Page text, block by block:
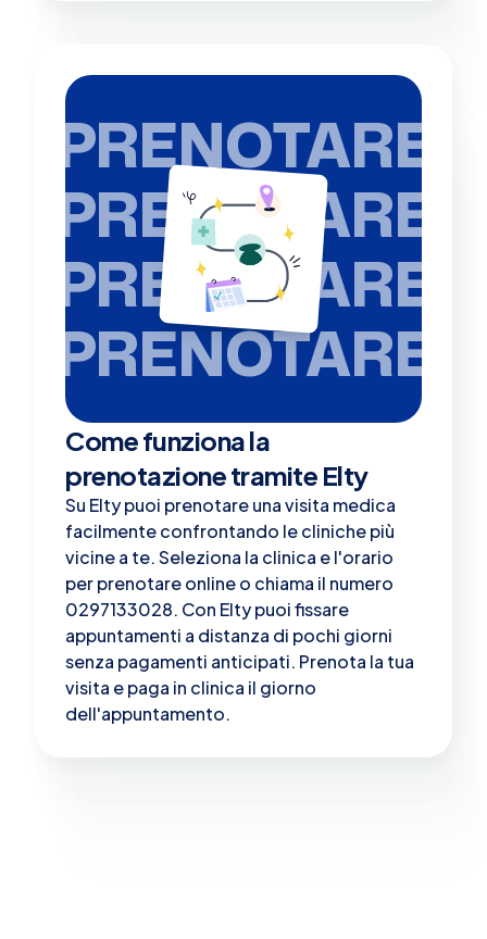
PRENOTARE
PRENOTARE
PRENOTARE
PRENOTARE
Come funziona la
prenotazione tramite Elty
Su Elty puoi prenotare una visita medica
facilmente confrontando le cliniche più
vicine a te. Seleziona la clinica e l'orario
per prenotare online o chiama il numero
0297133028. Con Elty puoi fissare
appuntamenti a distanza di pochi giorni
senza pagamenti anticipati. Prenota la tua
visita e paga in clinica il giorno
dell'appuntamento.